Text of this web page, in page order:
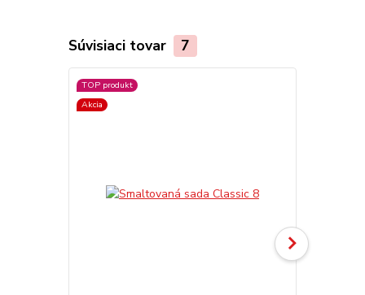
Súvisiaci tovar 7
TOP produkt
Akcia